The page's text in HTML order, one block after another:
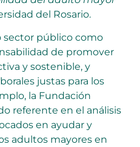
del Rosario.
público como
de promover
y sostenible, y
justas para los
la Fundación
referente en el análisis
en ayudar y
adultos mayores en